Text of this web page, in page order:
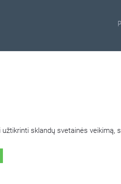
užtikrinti sklandų svetainės veikimą,